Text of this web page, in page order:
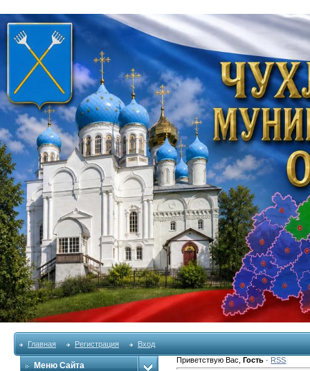
Главная Регистрация Вход
Меню Сайта
Приветствую Вас ,Гость · RSS